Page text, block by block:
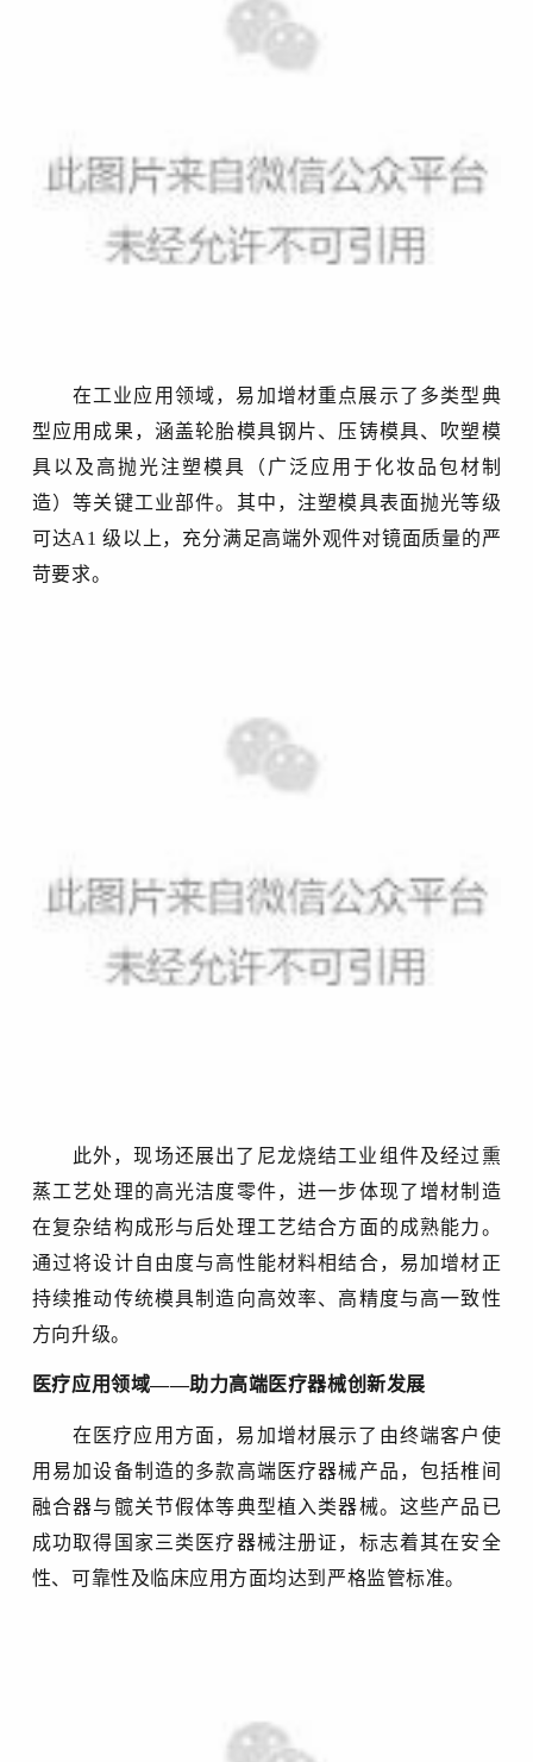
在工业应用领域，易加增材重点展示了多类型典
型应用成果，涵盖轮胎模具钢片、压铸模具、吹塑模
具以及高抛光注塑模具（广泛应用于化妆品包材制
造）等关键工业部件。其中，注塑模具表面抛光等级
可达A1 级以上，充分满足高端外观件对镜面质量的严
苛要求。
此外，现场还展出了尼龙烧结工业组件及经过熏
蒸工艺处理的高光洁度零件，进一步体现了增材制造
在复杂结构成形与后处理工艺结合方面的成熟能力。
通过将设计自由度与高性能材料相结合，易加增材正
持续推动传统模具制造向高效率、高精度与高一致性
方向升级。
医疗应用领域——助力高端医疗器械创新发展
在医疗应用方面，易加增材展示了由终端客户 使
用易加设备制造的多款高端医疗器械产品，包括椎间
融合器与髋关节假体等典型植入类器械。这些产品已
成功取得国家三类医疗器械注册证，标志着其在安全
性、可靠性及临床应用方面均达到严格监管标准。